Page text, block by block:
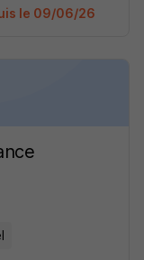
le 09/06/26